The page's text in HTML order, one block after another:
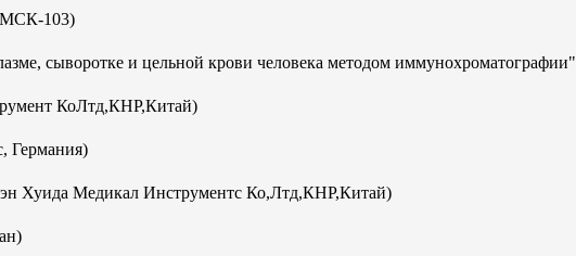
103)
сыворотке и цельной крови человека методом иммунохроматографии"
КоЛтд,КНР,Китай)
Германия)
Хуида Медикал Инструментс Ко,Лтд,КНР,Китай)